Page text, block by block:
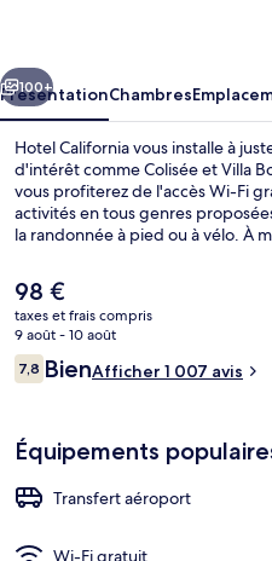
Suivant
100+
PrésentationChambres
Hotel California vous installe à
d'intérêt comme Colisée et Villa
vous profiterez de l'accès Wi-Fi
activités en tous genres
la randonnée à pied ou à vélo. À
(Piazza di Spagna) et Place
le personnel attentionné et le
sont rapidement accessibles à
situe à quelques pas et Arrêt de
peine.
Le
prix
actuel
est
de
98 €
taxes et frais compris
9 août - 10 août
Avis
voyageurs
7,87,8 sur 10
BienAfficher 1 007 avis
Équipements
Transfert aéroport
Wi-Fi gratuit